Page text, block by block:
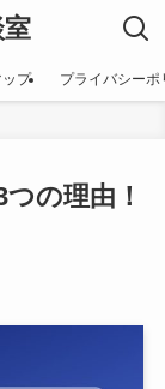
プ プライバシーポ
の理由！